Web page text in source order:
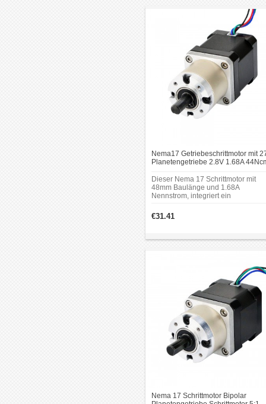
Nema17 Getriebeschrittmotor mit
Planetengetriebe 2.8V 1.68A
Dieser Nema 17 Schrittmotor mit
48mm Baulänge und 1.68A
Nennstrom, integriert ein
Übersetzungsverhältnis.
Rahmengröße: 42 x 42mm;
Getriebes: 35mm;
€31.41
Nema 17 Schrittmotor Bipolar